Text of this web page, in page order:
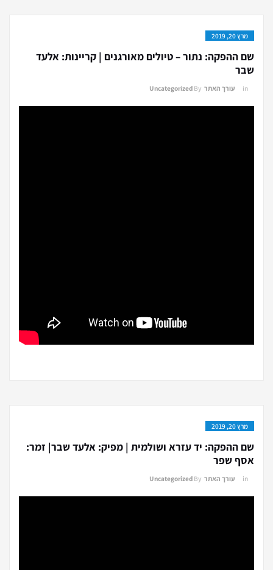
מרץ 20, 2019
שם ההפקה: נתור – טיולים מאורגנים | קריינות: אלעד
שבר
By עורך האתר in
Uncategorized
מרץ 20, 2019
שם ההפקה: יד עזרא ושולמית | מפיק: אלעד שבר| זמר:
אסף שפר
By עורך האתר in
Uncategorized